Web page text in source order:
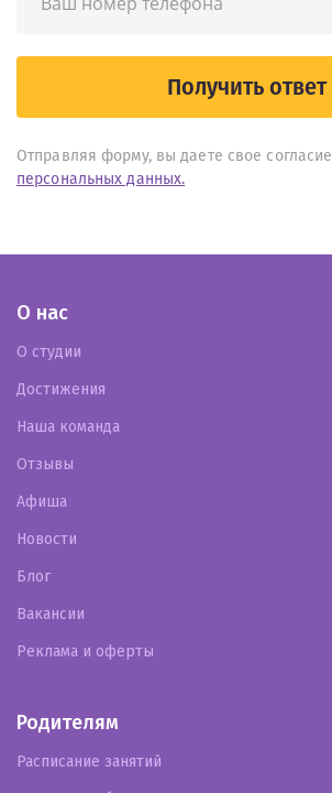
Получить ответ
Отправляя форму, вы даете свое согласие
персональных данных.
О нас
О студии
Достижения
Наша команда
Отзывы
Афиша
Новости
Блог
Вакансии
Реклама и оферты
Родителям
Расписание занятий